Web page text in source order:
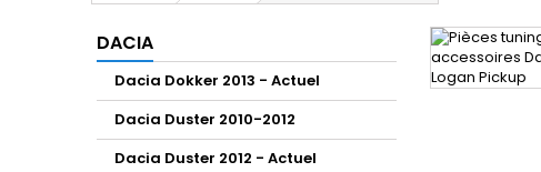
DACIA
Dacia Dokker 2013 - Actuel
Dacia Duster 2010-2012
Dacia Duster 2012 - Actuel